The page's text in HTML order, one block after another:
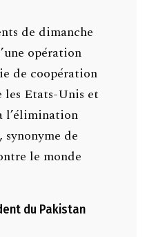
de dimanche
opération
de coopération
Etats-Unis et
l’élimination
synonyme de
le monde
du Pakistan